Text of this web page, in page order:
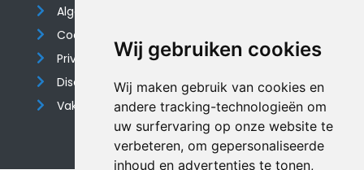
Wij gebruiken cookies
Wij maken gebruik van cookies en
andere tracking-technologieën om
uw surfervaring op onze website te
verbeteren, om gepersonaliseerde
inhoud en advertenties te tonen,
Algemene voorwaarden
Cookieverklaring
Privacyverklaring
Disclaimer
Vakantiehuis website